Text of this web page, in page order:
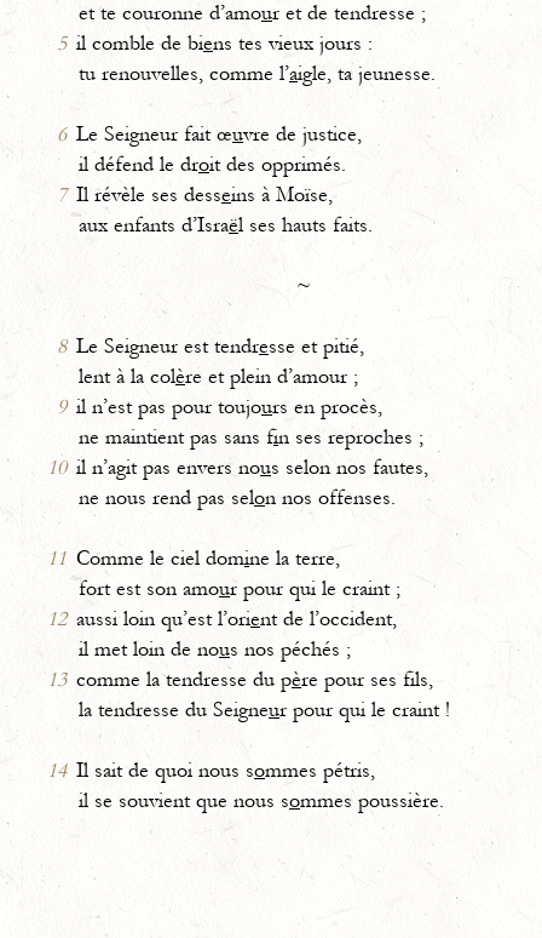
et te couronne d’amour et de tendresse ;
5 il comble de biens tes vieux jours :
tu renouvelles, comme l’aigle, ta jeunesse.
6 Le Seigneur fait œuvre de justice,
il défend le droit des opprimés.
7 Il révèle ses desseins à Moïse,
aux enfants d’Israël ses hauts faits.
~
8 Le Seigneur est tendresse et pitié,
lent à la colère et plein d’amour ;
9 il n’est pas pour toujours en procès,
ne maintient pas sans fin ses reproches ;
10 il n’agit pas envers nous selon nos fautes,
ne nous rend pas selon nos offenses.
11 Comme le ciel domine la terre,
fort est son amour pour qui le craint ;
12 aussi loin qu’est l’orient de l’occident,
il met loin de nous nos péchés ;
13 comme la tendresse du père pour ses fils,
la tendresse du Seigneur pour qui le craint !
14 Il sait de quoi nous sommes pétris,
il se souvient que nous sommes poussière.